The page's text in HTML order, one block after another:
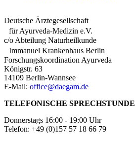
Deutsche Ärztegesellschaft
für Ayurveda-Medizin e.V.
c/o Abteilung Naturheilkunde
Immanuel Krankenhaus Berlin
Forschungskoordination Ayurveda
Königstr. 63
14109 Berlin-Wannsee
E-Mail: office@daegam.de
TELEFONISCHE SPRECHSTUNDE
Donnerstags 16:00 - 19:00 Uhr
Telefon: +49 (0)157 57 18 66 79